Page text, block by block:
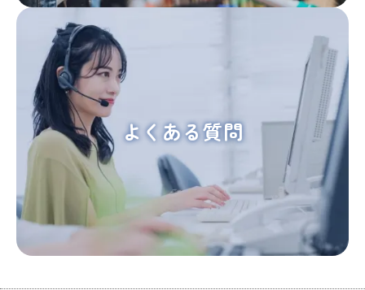
よくある質問